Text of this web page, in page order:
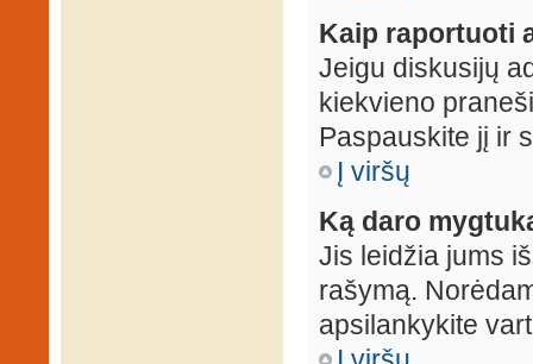
Kaip raportuoti
Jeigu diskusijų
kiekvieno
Paspauskite jį ir
Į viršų
Ką daro
Jis leidžia jums
rašymą.
apsilankykite